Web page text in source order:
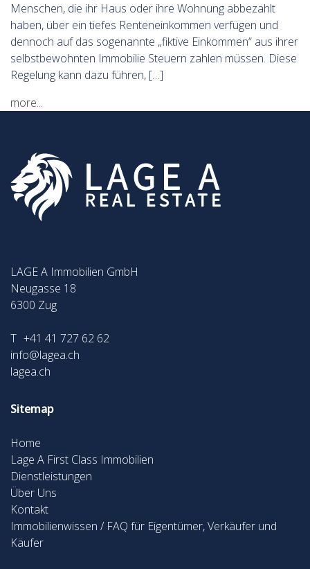
Menschen, die ihr Haus oder ihre Wohnung abbezahlt
haben, über ein tiefes Renteneinkommen verfügen und
dennoch auf das sogenannte „fiktive Einkommen“ aus ihrer
selbstbewohnten Immobilie Steuern zahlen müssen. Diese
Regelung kann dazu führen, […]
more...
LAGE A Immobilien GmbH
Neugasse 18
6300 Zug
T +41 41 727 62 62
info@lagea.ch
lagea.ch
Sitemap
Home
Lage A First Class Immobilien
Dienstleistungen
Über Uns
Kontakt
Immobilienwissen / FAQ für Eigentümer, Verkäufer und
Käufer